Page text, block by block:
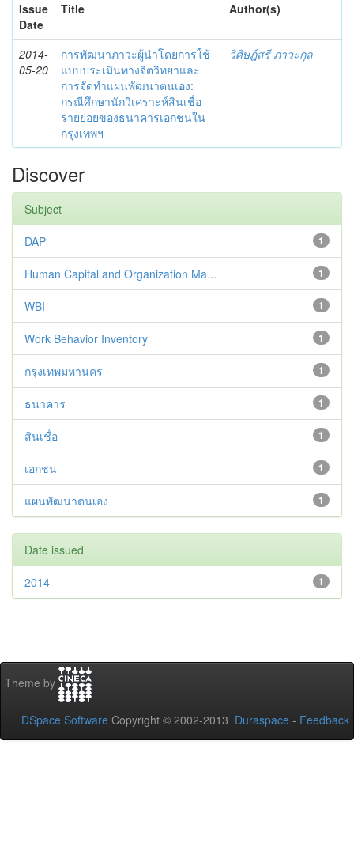
Issue
Date
Title Author(s)
2014-
05-20
การพัฒนาภาวะผู้นำโดยการใช้
แบบประเมินทางจิตวิทยาและ
การจัดทำแผนพัฒนาตนเอง:
กรณีศึกษานักวิเคราะห์สินเชื่อ
รายย่อยของธนาคารเอกชนใน
กรุงเทพฯ
วิศิษฎ์สรี ภาวะกุล
Discover
Subject
1
DAP
1
Human Capital and Organization Ma...
1
WBI
1
Work Behavior Inventory
1
กรุงเทพมหานคร
1
ธนาคาร
1
สินเชื่อ
1
เอกชน
1
แผนพัฒนาตนเอง
Date issued
1
2014
Theme by
DSpace Software Copyright © 2002-2013 Duraspace - Feedback